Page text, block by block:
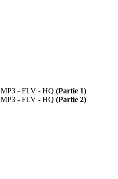
MP3 - FLV - HQ (Partie 1)
MP3 - FLV - HQ (Partie 2)